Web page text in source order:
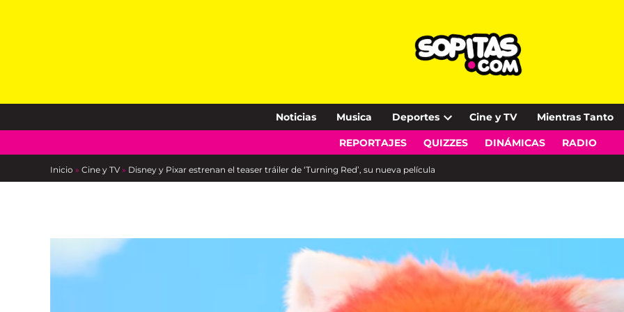
Noticias Musica Deportes
Open
dropdown
Cine y TV Mientras Tanto
REPORTAJES QUIZZES DINÁMICAS RADIO
Inicio » Cine y TV » Disney y Pixar estrenan el teaser tráiler de ‘Turning Red’, su nueva película